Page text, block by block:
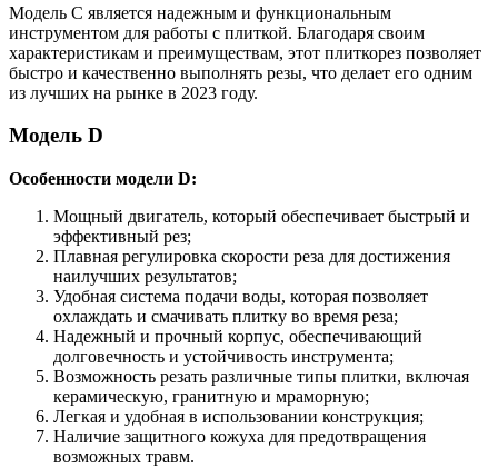
Модель C является надежным и функциональным
инструментом для работы с плиткой. Благодаря своим
характеристикам и преимуществам, этот плиткорез позволяет
быстро и качественно выполнять резы, что делает его одним
из лучших на рынке в 2023 году.
Модель D
Особенности модели D:
Мощный двигатель, который обеспечивает быстрый и
эффективный рез;
Плавная регулировка скорости реза для достижения
наилучших результатов;
Удобная система подачи воды, которая позволяет
охлаждать и смачивать плитку во время реза;
Надежный и прочный корпус, обеспечивающий
долговечность и устойчивость инструмента;
Возможность резать различные типы плитки, включая
керамическую, гранитную и мраморную;
Легкая и удобная в использовании конструкция;
Наличие защитного кожуха для предотвращения
возможных травм.